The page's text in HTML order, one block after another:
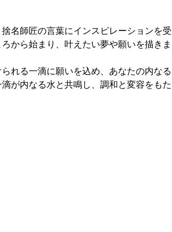
名師匠の言葉にインスピレーションを受
から始まり、叶えたい夢や願いを描きま
れる一滴に願いを込め、あなたの内なる
が内なる水と共鳴し、調和と変容をもた